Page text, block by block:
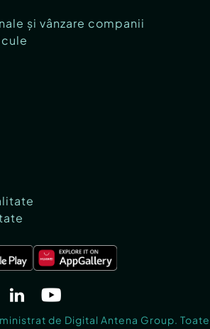
și vânzare companii
de Digital Antena Group.